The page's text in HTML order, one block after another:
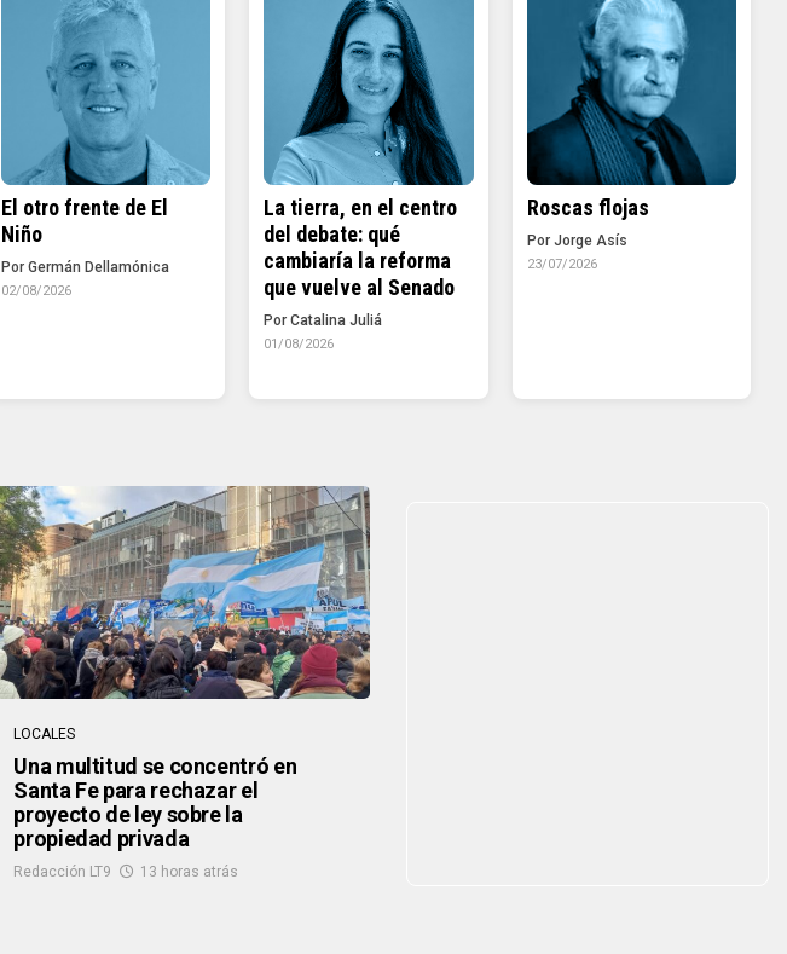
El otro frente de El
Niño
Por Germán Dellamónica
02/08/2026
La tierra, en el centro
del debate: qué
cambiaría la reforma
que vuelve al Senado
Por Catalina Juliá
01/08/2026
Roscas flojas
Por Jorge Asís
23/07/2026
LOCALES
Una multitud se concentró en
Santa Fe para rechazar el
proyecto de ley sobre la
propiedad privada
Redacción LT9 13 horas atrás